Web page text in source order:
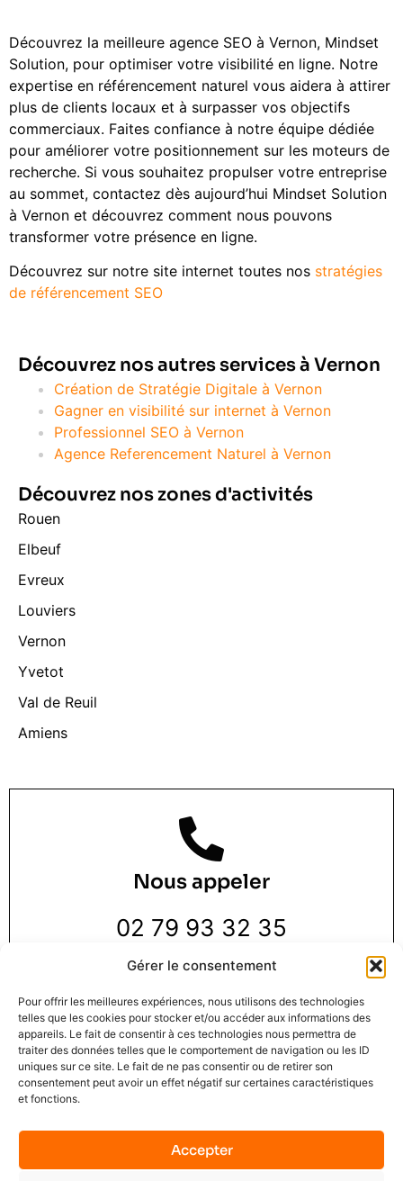
Gérer le consentement
Pour offrir les meilleures expériences, nous utilisons des technologies
telles que les cookies pour stocker et/ou accéder aux informations des
appareils. Le fait de consentir à ces technologies nous permettra de
traiter des données telles que le comportement de navigation ou les ID
uniques sur ce site. Le fait de ne pas consentir ou de retirer son
consentement peut avoir un effet négatif sur certaines caractéristiques
et fonctions.
Accepter
Découvrez la meilleure agence SEO à Vernon, Mindset
Solution, pour optimiser votre visibilité en ligne. Notre
expertise en référencement naturel vous aidera à attirer
plus de clients locaux et à surpasser vos objectifs
commerciaux. Faites confiance à notre équipe dédiée
pour améliorer votre positionnement sur les moteurs de
recherche. Si vous souhaitez propulser votre entreprise
au sommet, contactez dès aujourd’hui Mindset Solution
à Vernon et découvrez comment nous pouvons
transformer votre présence en ligne.
Découvrez sur notre site internet toutes nos stratégies
de référencement SEO
Découvrez nos autres services à Vernon
Création de Stratégie Digitale à Vernon
Gagner en visibilité sur internet à Vernon
Professionnel SEO à Vernon
Agence Referencement Naturel à Vernon
Découvrez nos zones d'activités
Rouen
Elbeuf
Evreux
Louviers
Vernon
Yvetot
Val de Reuil
Amiens
Nous appeler
02 79 93 32 35
Nous trouver
3 Rue de la Pie 1 er étage,
76000 Rouen